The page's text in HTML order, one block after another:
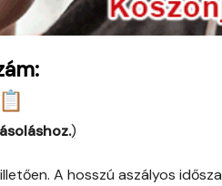
)
A hosszú aszályos